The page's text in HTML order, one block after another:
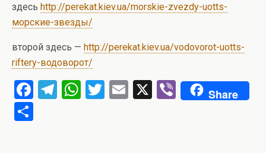
здесь http://perekat.kiev.ua/morskie-zvezdy-uotts-
морские-звезды/
второй здесь — http://perekat.kiev.ua/vodovorot-uotts-
riftery-водоворот/
F
T
W T
E
X
Vi
Share